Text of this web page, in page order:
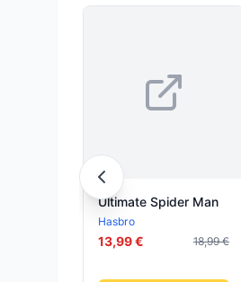
Ultimate Spider Man
Hasbro
13,99 € 18,99 €